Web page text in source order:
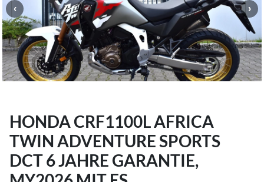
HONDA CRF1100L AFRICA
TWIN ADVENTURE SPORTS
DCT 6 JAHRE GARANTIE,